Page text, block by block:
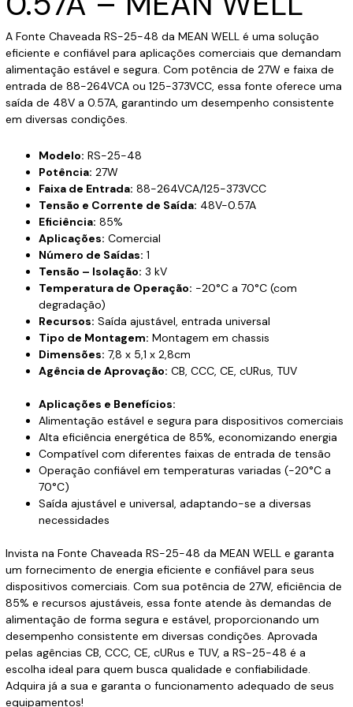
A Fonte Chaveada RS-25-48 da MEAN WELL é uma solução
eficiente e confiável para aplicações comerciais que demandam
alimentação estável e segura. Com potência de 27W e faixa de
entrada de 88-264VCA ou 125-373VCC, essa fonte oferece uma
saída de 48V a 0.57A, garantindo um desempenho consistente
em diversas condições.
Modelo: RS-25-48
Potência: 27W
Faixa de Entrada: 88-264VCA/125-373VCC
Tensão e Corrente de Saída: 48V-0.57A
Eficiência: 85%
Aplicações: Comercial
Número de Saídas: 1
Tensão – Isolação: 3 kV
Temperatura de Operação: -20°C a 70°C (com
degradação)
Recursos: Saída ajustável, entrada universal
Tipo de Montagem: Montagem em chassis
Dimensões: 7,8 x 5,1 x 2,8cm
Agência de Aprovação: CB, CCC, CE, cURus, TUV
Aplicações e Benefícios:
Alimentação estável e segura para dispositivos comerciais
Alta eficiência energética de 85%, economizando energia
Compatível com diferentes faixas de entrada de tensão
Operação confiável em temperaturas variadas (-20°C a
70°C)
Saída ajustável e universal, adaptando-se a diversas
necessidades
Invista na Fonte Chaveada RS-25-48 da MEAN WELL e garanta
um fornecimento de energia eficiente e confiável para seus
dispositivos comerciais. Com sua potência de 27W, eficiência de
85% e recursos ajustáveis, essa fonte atende às demandas de
alimentação de forma segura e estável, proporcionando um
desempenho consistente em diversas condições. Aprovada
pelas agências CB, CCC, CE, cURus e TUV, a RS-25-48 é a
escolha ideal para quem busca qualidade e confiabilidade.
Adquira já a sua e garanta o funcionamento adequado de seus
equipamentos!